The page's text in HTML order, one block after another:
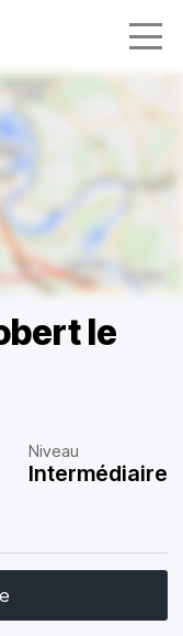
le
Niveau
Intermédiaire